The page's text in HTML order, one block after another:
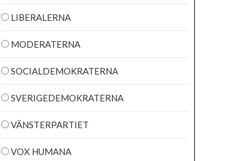
LIBERALERNA
MODERATERNA
SOCIALDEMOKRATERNA
SVERIGEDEMOKRATERNA
VÄNSTERPARTIET
VOX HUMANA